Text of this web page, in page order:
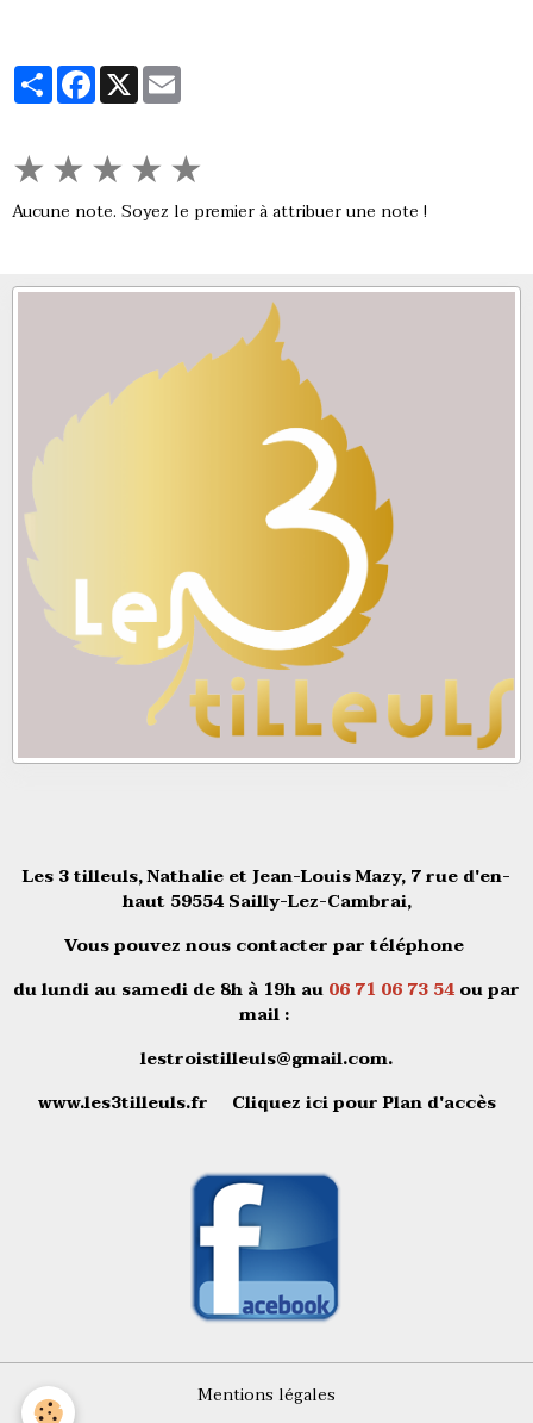
PartagerFacebook
X
★★★★★
Aucune note. Soyez le premier à attribuer une note !
Les 3 tilleuls, Nathalie et Jean-Louis Mazy, 7 rue d'en-
haut 59554 Sailly-Lez-Cambrai,
Vous pouvez nous contacter par téléphone
du lundi au samedi de 8h à 19h au 06 71 06 73 54 ou par
mail :
lestroistilleuls@gmail.com.
www.les3tilleuls.fr Cliquez ici pourPlan d'accès
Mentions légales